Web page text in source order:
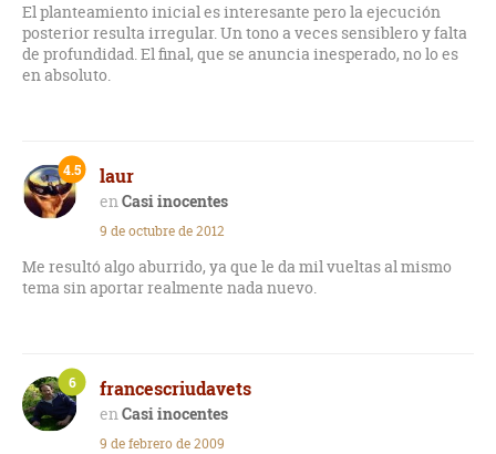
tiene el protagonista con su hijo y la deuda que su padre
(encamado enfermo terminal) contrajo con él. Familia,
amistad, inmigración, muerte y fe, que son excelentemente
manejadas por el escritor en esta novela preciosa,
El planteamiento inicial es interesante pero la ejecución
posterior resulta irregular. Un tono a veces sensiblero y falta
de profundidad. El final, que se anuncia inesperado, no lo es
en absoluto.
laur
Casi inocentes
4.5
9 de octubre de 2012
Me resultó algo aburrido, ya que le da mil vueltas al mismo
tema sin aportar realmente nada nuevo.
francescriudavets
Casi inocentes
6
9 de febrero de 2009